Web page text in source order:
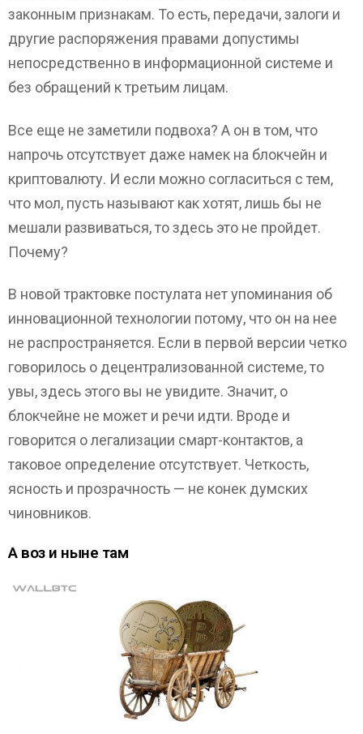
законным признакам. То есть, передачи, залоги и
другие распоряжения правами допустимы
непосредственно в информационной системе и
без обращений к третьим лицам.
Все еще не заметили подвоха? А он в том, что
напрочь отсутствует даже намек на блокчейн и
криптовалюту. И если можно согласиться с тем,
что мол, пусть называют как хотят, лишь бы не
мешали развиваться, то здесь это не пройдет.
Почему?
В новой трактовке постулата нет упоминания об
инновационной технологии потому, что он на нее
не распространяется. Если в первой версии четко
говорилось о децентрализованной системе, то
увы, здесь этого вы не увидите. Значит, о
блокчейне не может и речи идти. Вроде и
говорится о легализации смарт-контактов, а
таковое определение отсутствует. Четкость,
ясность и прозрачность — не конек думских
чиновников.
А воз и ныне там